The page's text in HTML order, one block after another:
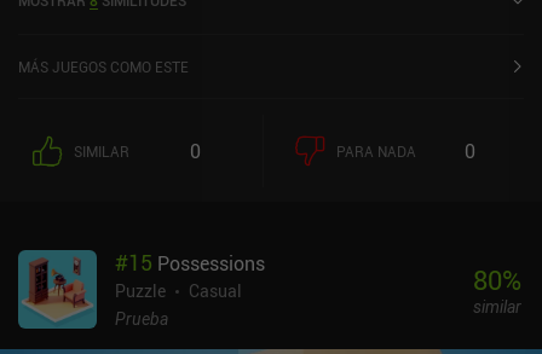
iOS.
MÁS JUEGOS COMO ESTE
SIMILAR 0 PARA NADA 0
#15 Possessions
Puzzle
Casual
Prueba
80%
similar